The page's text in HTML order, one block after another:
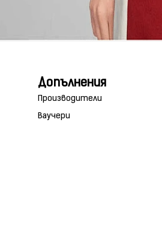
Допълнения
Производители
Ваучери